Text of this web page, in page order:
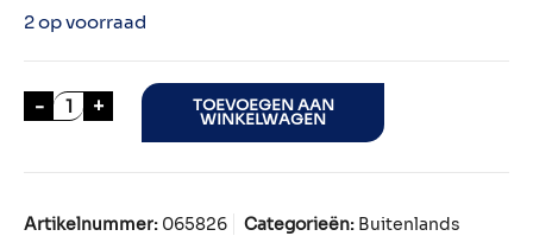
2 op voorraad
- MONTIFAUD COGNAC NAPOLEON 70cl aantal
+ TOEVOEGEN AAN
WINKELWAGEN
Artikelnummer: 065826 Categorieën: Buitenlands